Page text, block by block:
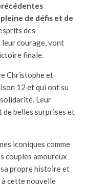
de défis et de
des
courage, vont
finale.
Christophe et
12 et qui ont su
Leur
de belles surprises et
iconiques comme
couples amoureux
sa propre histoire et
cette nouvelle